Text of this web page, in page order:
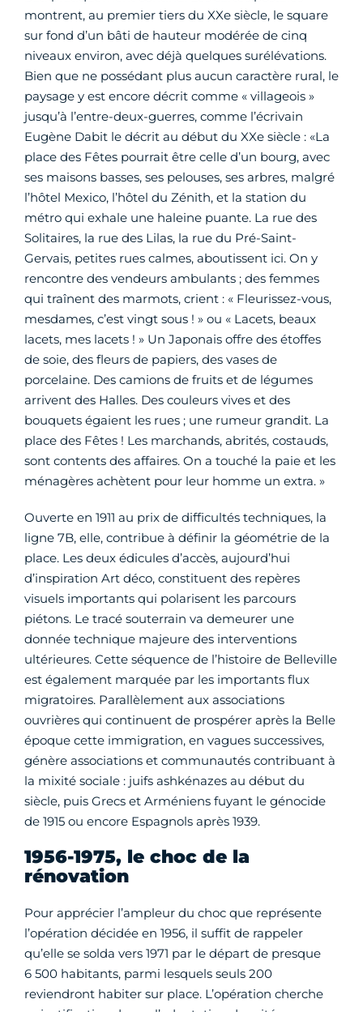
montrent, au premier tiers du XXe siècle, le square
sur fond d’un bâti de hauteur modérée de cinq
niveaux environ, avec déjà quelques surélévations.
Bien que ne possédant plus aucun caractère rural, le
paysage y est encore décrit comme « villageois »
jusqu’à l’entre-deux-guerres, comme l’écrivain
Eugène Dabit le décrit au début du XXe siècle : «La
place des Fêtes pourrait être celle d’un bourg, avec
ses maisons basses, ses pelouses, ses arbres, malgré
l’hôtel Mexico, l’hôtel du Zénith, et la station du
métro qui exhale une haleine puante. La rue des
Solitaires, la rue des Lilas, la rue du Pré-Saint-
Gervais, petites rues calmes, aboutissent ici. On y
rencontre des vendeurs ambulants ; des femmes
qui traînent des marmots, crient : « Fleurissez-vous,
mesdames, c’est vingt sous ! » ou « Lacets, beaux
lacets, mes lacets ! » Un Japonais offre des étoffes
de soie, des fleurs de papiers, des vases de
porcelaine. Des camions de fruits et de légumes
arrivent des Halles. Des couleurs vives et des
bouquets égaient les rues ; une rumeur grandit. La
place des Fêtes ! Les marchands, abrités, costauds,
sont contents des affaires. On a touché la paie et les
ménagères achètent pour leur homme un extra. »
Ouverte en 1911 au prix de difficultés techniques, la
ligne 7B, elle, contribue à définir la géométrie de la
place. Les deux édicules d’accès, aujourd’hui
d’inspiration Art déco, constituent des repères
visuels importants qui polarisent les parcours
piétons. Le tracé souterrain va demeurer une
donnée technique majeure des interventions
ultérieures. Cette séquence de l’histoire de Belleville
est également marquée par les importants flux
migratoires. Parallèlement aux associations
ouvrières qui continuent de prospérer après la Belle
époque cette immigration, en vagues successives,
génère associations et communautés contribuant à
la mixité sociale : juifs ashkénazes au début du
siècle, puis Grecs et Arméniens fuyant le génocide
de 1915 ou encore Espagnols après 1939.
1956-1975, le choc de la
rénovation
Pour apprécier l’ampleur du choc que représente
l’opération décidée en 1956, il suffit de rappeler
qu’elle se solda vers 1971 par le départ de presque
6 500 habitants, parmi lesquels seuls 200
reviendront habiter sur place. L’opération cherche